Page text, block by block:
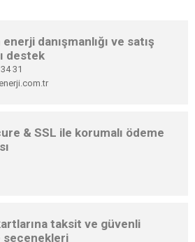
danışmanlığı ve satış
destek
31
& SSL ile korumalı ödeme
taksit ve güvenli
seçenekleri